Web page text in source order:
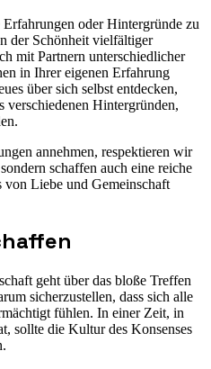
oder Hintergründe zu
der Schönheit vielfältiger
mit Partnern unterschiedlicher
in Ihrer eigenen Erfahrung
über sich selbst entdecken,
verschiedenen Hintergründen,
annehmen, respektieren wir
schaffen auch eine reiche
von Liebe und Gemeinschaft
geht über das bloße Treffen
sicherzustellen, dass sich alle
fühlen. In einer Zeit, in
sollte die Kultur des Konsenses